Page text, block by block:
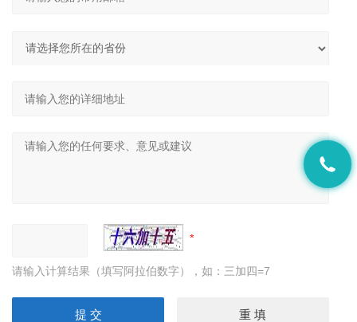
请输入计算结果（填写阿拉伯数字），如：三加四=7